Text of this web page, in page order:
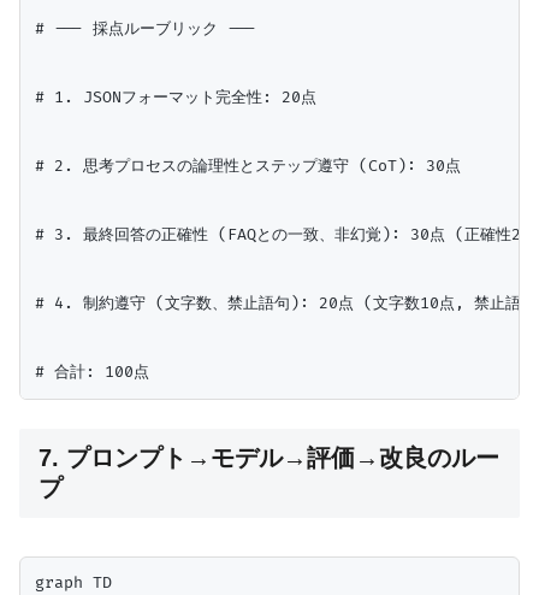
# --- 採点ルーブリック ---
# 1. JSONフォーマット完全性: 20点
# 2. 思考プロセスの論理性とステップ遵守 (CoT): 30点
# 3. 最終回答の正確性 (FAQとの一致、非幻覚): 30点 (正確性
# 4. 制約遵守 (文字数、禁止語句): 20点 (文字数10点, 禁止語
7. プロンプト→モデル→評価→改良のルー
プ
graph TD